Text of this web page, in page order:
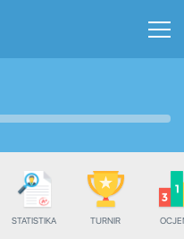
STATISTIKA TURNIR